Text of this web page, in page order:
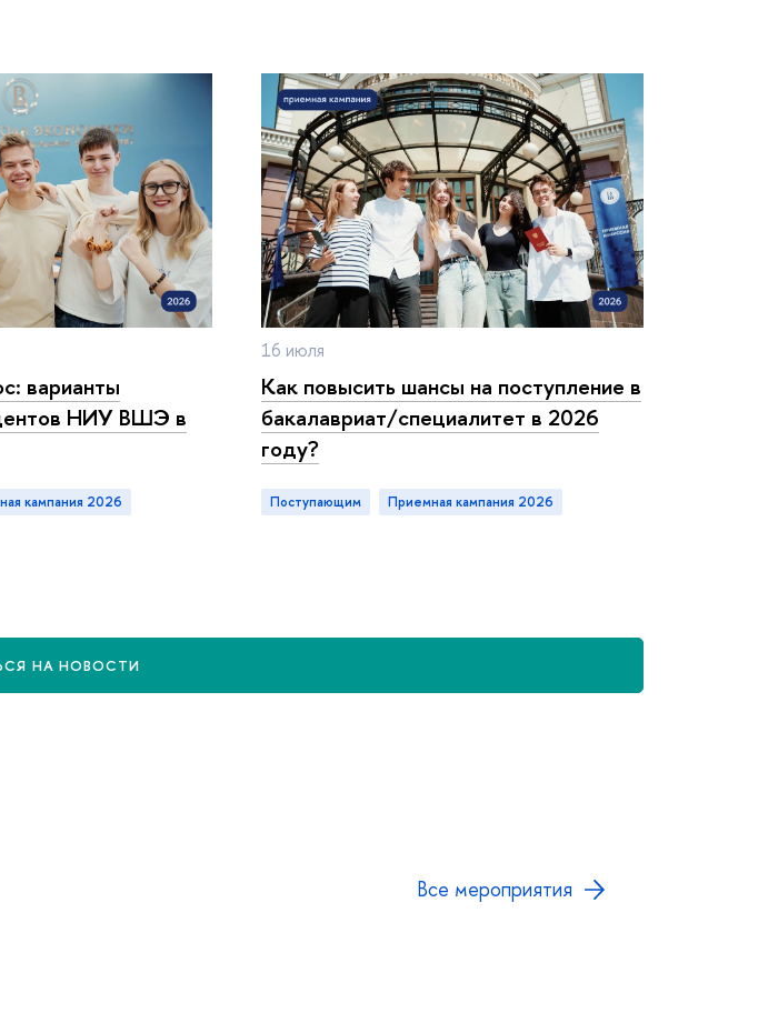
варианты
НИУ ВШЭ
кампания 2026
16 июля
Как повысить шансы на поступление
акалавриат/специалитет в 2026
оду?
Поступающим приемная кампания 2026
НА НОВОСТИ
се мероприятия